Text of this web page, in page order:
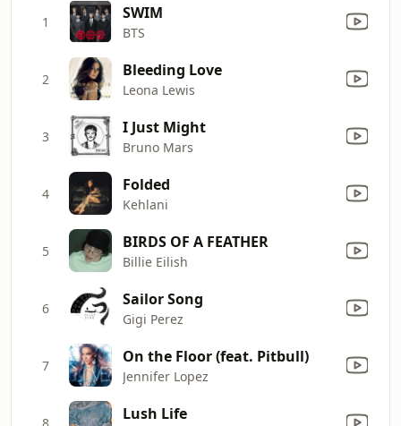
1 SWIM
BTS
2 Bleeding Love
Leona Lewis
3 I Just Might
Bruno Mars
4 Folded
Kehlani
5 BIRDS OF A FEATHER
Billie Eilish
6 Sailor Song
Gigi Perez
7 On the Floor (feat. Pitbull)
Jennifer Lopez
8 Lush Life